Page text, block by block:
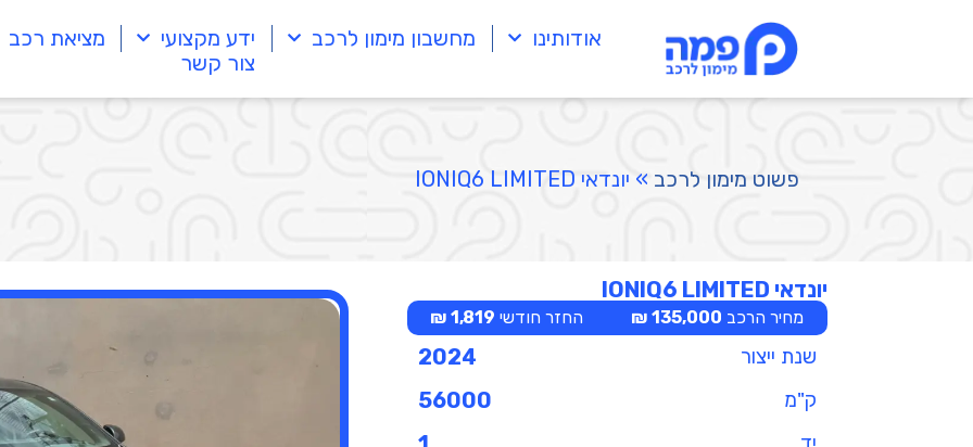
אודותינו מחשבון מימון לרכב ידע מקצועי
מציאת רכב
צור קשר
פשוט מימון לרכב » יונדאי IONIQ6 LIMITED
יונדאי IONIQ6 LIMITED
מחיר הרכב 135,000 ₪ החזר חודשי 1,819 ₪
שנת ייצור 2024
ק"מ 56000